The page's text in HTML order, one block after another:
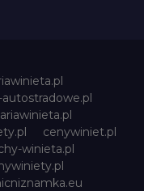
cenywiniet.pl
winieta.pl